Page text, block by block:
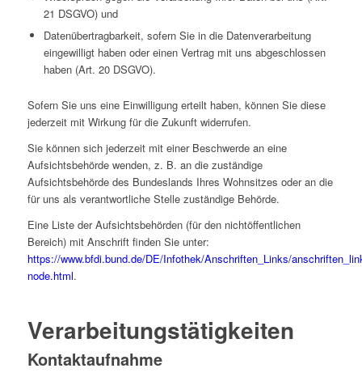
21 DSGVO) und
Datenübertragbarkeit, sofern Sie in die Datenverarbeitung
eingewilligt haben oder einen Vertrag mit uns abgeschlossen
haben (Art. 20 DSGVO).
Sofern Sie uns eine Einwilligung erteilt haben, können Sie diese
jederzeit mit Wirkung für die Zukunft widerrufen.
Sie können sich jederzeit mit einer Beschwerde an eine
Aufsichtsbehörde wenden, z. B. an die zuständige
Aufsichtsbehörde des Bundeslands Ihres Wohnsitzes oder an die
für uns als verantwortliche Stelle zuständige Behörde.
Eine Liste der Aufsichtsbehörden (für den nichtöffentlichen
Bereich) mit Anschrift finden Sie unter:
https://www.bfdi.bund.de/DE/Infothek/Anschriften_Links/
node.html.
Verarbeitungstätigkeiten
Kontaktaufnahme